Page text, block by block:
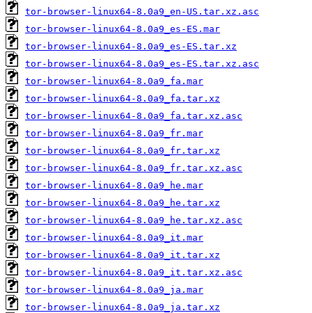
tor-browser-linux64-8.0a9_en-US.tar.xz.asc
tor-browser-linux64-8.0a9_es-ES.mar
tor-browser-linux64-8.0a9_es-ES.tar.xz
tor-browser-linux64-8.0a9_es-ES.tar.xz.asc
tor-browser-linux64-8.0a9_fa.mar
tor-browser-linux64-8.0a9_fa.tar.xz
tor-browser-linux64-8.0a9_fa.tar.xz.asc
tor-browser-linux64-8.0a9_fr.mar
tor-browser-linux64-8.0a9_fr.tar.xz
tor-browser-linux64-8.0a9_fr.tar.xz.asc
tor-browser-linux64-8.0a9_he.mar
tor-browser-linux64-8.0a9_he.tar.xz
tor-browser-linux64-8.0a9_he.tar.xz.asc
tor-browser-linux64-8.0a9_it.mar
tor-browser-linux64-8.0a9_it.tar.xz
tor-browser-linux64-8.0a9_it.tar.xz.asc
tor-browser-linux64-8.0a9_ja.mar
tor-browser-linux64-8.0a9_ja.tar.xz